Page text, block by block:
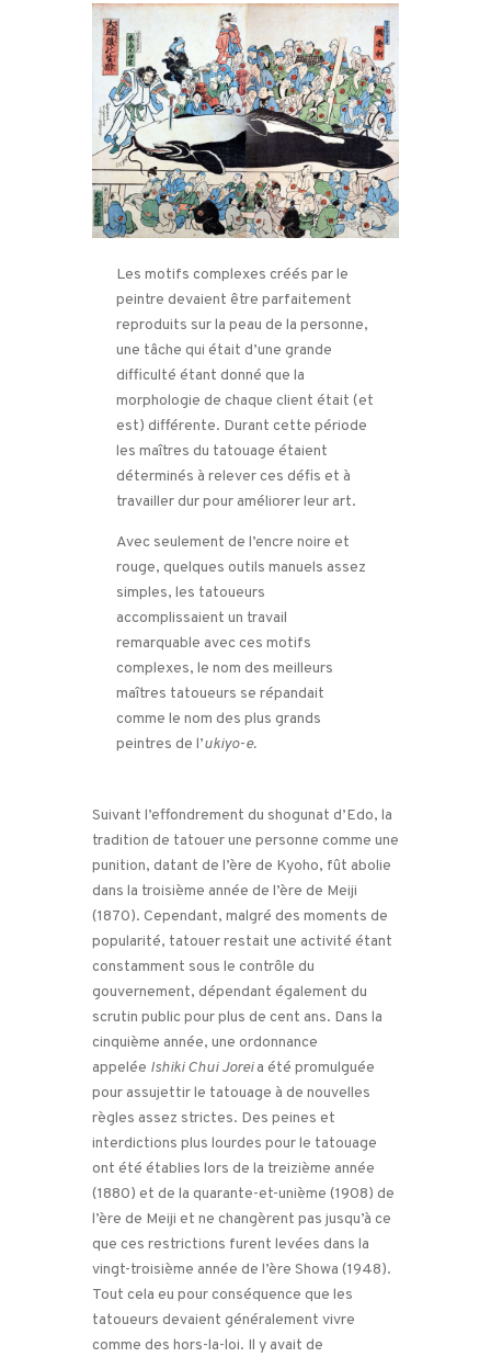
Les motifs complexes créés par le
peintre devaient être parfaitement
reproduits sur la peau de la personne,
une tâche qui était d’une grande
difficulté étant donné que la
morphologie de chaque client était (et
est) différente. Durant cette période
les maîtres du tatouage étaient
déterminés à relever ces défis et à
travailler dur pour améliorer leur art.
Avec seulement de l’encre noire et
rouge, quelques outils manuels assez
simples, les tatoueurs
accomplissaient un travail
remarquable avec ces motifs
complexes, le nom des meilleurs
maîtres tatoueurs se répandait
comme le nom des plus grands
peintres de l’ukiyo-e.
Suivant l’effondrement du shogunat d’Edo, la
tradition de tatouer une personne comme une
punition, datant de l’ère de Kyoho, fût abolie
dans la troisième année de l’ère de Meiji
(1870). Cependant, malgré des moments de
popularité, tatouer restait une activité étant
constamment sous le contrôle du
gouvernement, dépendant également du
scrutin public pour plus de cent ans. Dans la
cinquième année, une ordonnance
appelée Ishiki Chui Joreia été promulguée
pour assujettir le tatouage à de nouvelles
règles assez strictes. Des peines et
interdictions plus lourdes pour le tatouage
ont été établies lors de la treizième année
(1880) et de la quarante-et-unième (1908) de
l’ère de Meiji et ne changèrent pas jusqu’à ce
que ces restrictions furent levées dans la
vingt-troisième année de l’ère Showa (1948).
Tout cela eu pour conséquence que les
tatoueurs devaient généralement vivre
comme des hors-la-loi. Il y avait de